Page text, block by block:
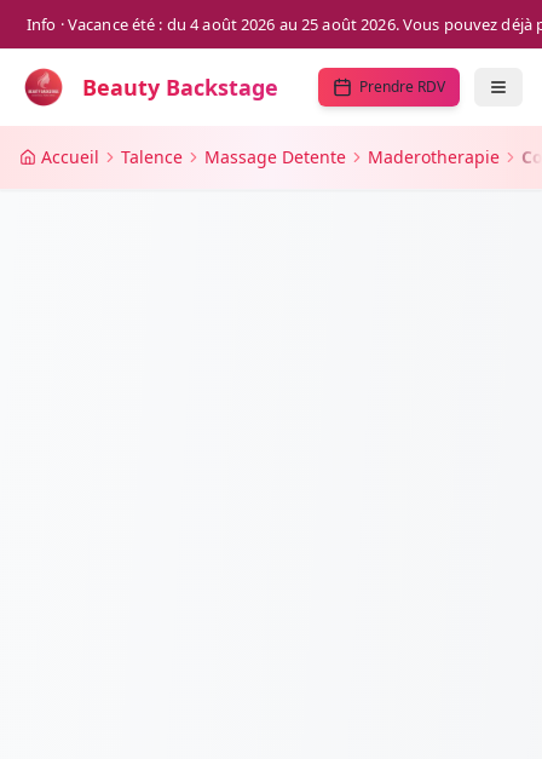
Info · Vacance été : du 4 août 2026 au 25 août 2026. Vous pouvez
Beauty Backstage Prendre RDV
Accueil Talence Massage Detente Maderotherapie